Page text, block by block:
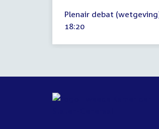
mei
2021
Plenair debat
Tijd
18:20